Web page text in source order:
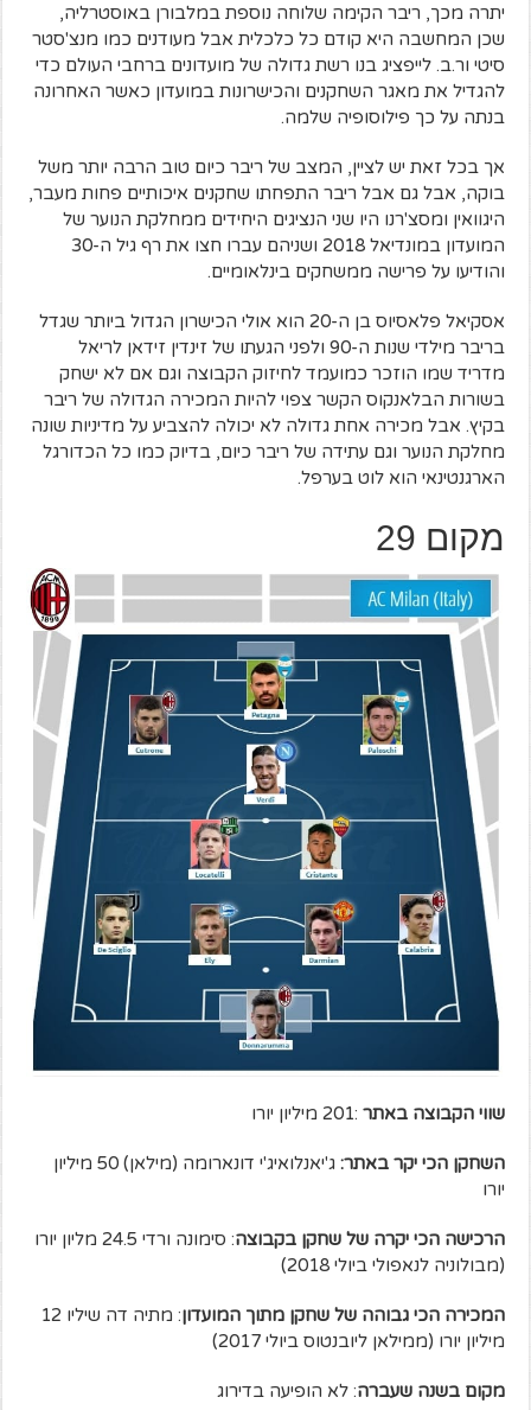
יתרה מכך, ריבר הקימה שלוחה נוספת במלבורן באוסטרליה,
שכן המחשבה היא קודם כל כלכלית אבל מעודנים כמו מנצ'סטר
סיטי ור.ב. לייפציג בנו רשת גדולה של מועדונים ברחבי העולם כדי
להגדיל את מאגר השחקנים והכישרונות במועדון כאשר האחרונה
בנתה על כך פילוסופיה שלמה.
אך בכל זאת יש לציין, המצב של ריבר כיום טוב הרבה יותר משל
בוקה, אבל גם אבל ריבר התפחתו שחקנים איכותיים פחות מעבר,
היגוואין ומסצ'רנו היו שני הנציגים היחידים ממחלקת הנוער של
המועדון במונדיאל 2018 ושניהם עברו חצו את רף גיל ה-30
והודיעו על פרישה ממשחקים בינלאומיים.
אסקיאל פלאסיוס בן ה-20 הוא אולי הכישרון הגדול ביותר שגדל
בריבר מילדי שנות ה-90 ולפני הגעתו של זינדין זידאן לריאל
מדריד שמו הוזכר כמועמד לחיזוק הקבוצה וגם אם לא ישחק
בשורות הבלאנקוס הקשר צפוי להיות המכירה הגדולה של ריבר
בקיץ. אבל מכירה אחת גדולה לא יכולה להצביע על מדיניות שונה
מחלקת הנוער וגם עתידה של ריבר כיום, בדיוק כמו כל הכדורגל
הארגנטינאי הוא לוט בערפל.
מקום 29
שווי הקבוצה באתר :201 מיליון יורו
השחקן הכי יקר באתר:
ג'יאנלואיג'י דונארומה (מילאן) 50 מיליון
יורו
הרכישה הכי יקרה של שחקן בקבוצה
: סימונה ורדי 24.5 מליון יורו
(מבולוניה לנאפולי ביולי 2018)
המכירה הכי גבוהה של שחקן מתוך המועדון
: מתיה דה שיליו 12
מיליון יורו (ממילאן ליובנטוס ביולי 2017)
מקום בשנה שעברה: לא הופיעה בדירוג